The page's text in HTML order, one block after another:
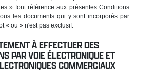
» font référence aux présentes Conditions
les documents qui y sont incorporés par
« ou » n'est pas exclusif.
À EFFECTUER DES
PAR VOIE ÉLECTRONIQUE ET
COMMERCIAUX